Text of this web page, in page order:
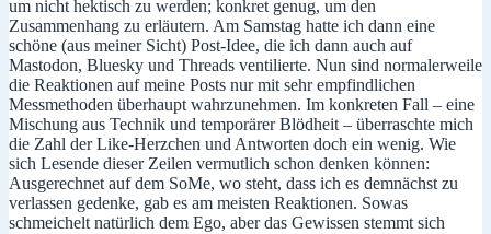
um nicht hektisch zu werden; konkret genug, um den
Zusammenhang zu erläutern. Am Samstag hatte ich dann eine
schöne (aus meiner Sicht) Post-Idee, die ich dann auch auf
Mastodon, Bluesky und Threads ventilierte. Nun sind normalerweile
die Reaktionen auf meine Posts nur mit sehr empfindlichen
Messmethoden überhaupt wahrzunehmen. Im konkreten Fall – eine
Mischung aus Technik und temporärer Blödheit – überraschte mich
die Zahl der Like-Herzchen und Antworten doch ein wenig. Wie
sich Lesende dieser Zeilen vermutlich schon denken können:
Ausgerechnet auf dem SoMe, wo steht, dass ich es demnächst zu
verlassen gedenke, gab es am meisten Reaktionen. Sowas
schmeichelt natürlich dem Ego, aber das Gewissen stemmt sich